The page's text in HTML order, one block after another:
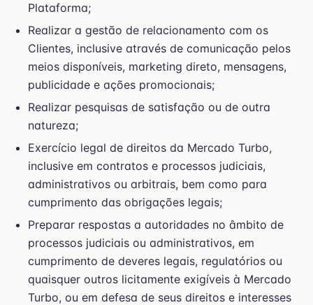
Plataforma;
Realizar a gestão de relacionamento com os
Clientes, inclusive através de comunicação pelos
meios disponíveis, marketing direto, mensagens,
publicidade e ações promocionais;
Realizar pesquisas de satisfação ou de outra
natureza;
Exercício legal de direitos da Mercado Turbo,
inclusive em contratos e processos judiciais,
administrativos ou arbitrais, bem como para
cumprimento das obrigações legais;
Preparar respostas a autoridades no âmbito de
processos judiciais ou administrativos, em
cumprimento de deveres legais, regulatórios ou
quaisquer outros licitamente exigíveis à Mercado
Turbo, ou em defesa de seus direitos e interesses